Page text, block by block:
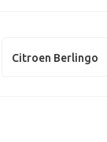
Citroen Berlingo